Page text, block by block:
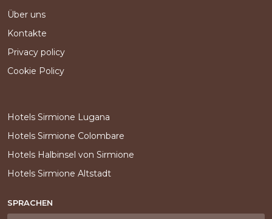
Über uns
Kontakte
Privacy policy
Cookie Policy
Hotels Sirmione Lugana
Hotels Sirmione Colombare
Hotels Halbinsel von Sirmione
Hotels Sirmione Altstadt
SPRACHEN